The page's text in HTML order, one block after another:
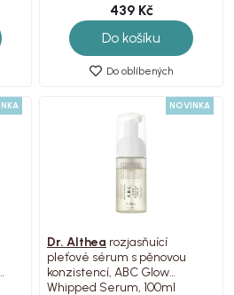
439 Kč
Do košíku
Do oblíbených
NOVINKA
Dr. Althea rozjasňuící
pleťové sérum s pěnovou
konzistencí, ABC Glow
Whipped Serum, 100ml